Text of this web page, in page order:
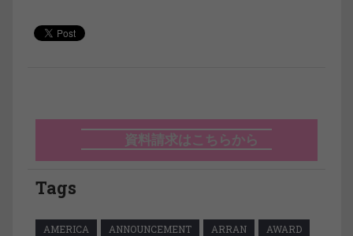
資料請求はこちらから
Tags
AMERICA ANNOUNCEMENT ARRAN
AWARD